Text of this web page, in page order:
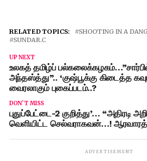
RELATED TOPICS:
SHOOTING IN A
SUNDAR.C
UP NEXT
உலகத் தமிழ்ப் பல்கலைக்கழகம்…”சார்பில்
அந்தஸ்த்து”.. ‘குஷ்பூக்கு கிடைத்த
வைரலாகும் புகைப்படம்..?
DON'T MISS
புதுப்பேட்டை-2 குறித்து’… “அதிரடி
வெளியிட்ட செல்வராகவன்…!
ADVERTISEMENT